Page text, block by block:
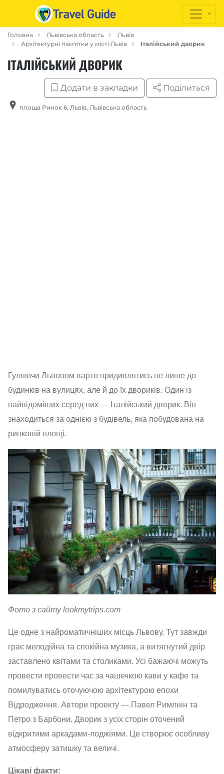
Головна Львівська область
Львів
Архітектурні пам'ятки у місті Львів
Італійський дворик
ІТАЛІЙСЬКИЙ ДВОРИК
Додати в закладки Поділиться
площа Ринок 6, Львів, Львівська область
Гуляючи Львовом варто придивлятись не лише до
будинків на вулицях, але й до їх двориків. Один із
найвідоміших серед них — Італійський дворик. Він
знаходиться за однією з будівель, яка побудована на
ринковій площі.
Фото з сайту lookmytrips.com
Це одне з найроматичніших місць Львову. Тут завжди
грає мелодійна та спокійна музика, а витягнутий двір
заставлено квітами та столиками. Усі бажаючі можуть
провести провести час за чашечкою кави у кафе та
помилуватись оточуючою архітектурою епохи
Відродження. Автори проекту — Павел Римлнін та
Петро з Барбони. Дворик з усіх сторін оточений
відкритими аркадами-лоджіями. Це створює особливу
атмосферу затишку та величі.
Цікаві факти: